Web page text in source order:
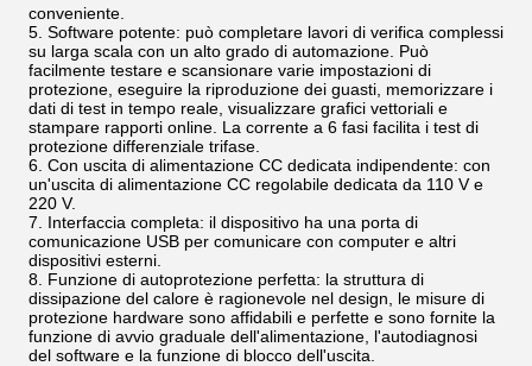
conveniente.
5. Software potente: può completare lavori di verifica complessi
su larga scala con un alto grado di automazione. Può
facilmente testare e scansionare varie impostazioni di
protezione, eseguire la riproduzione dei guasti, memorizzare i
dati di test in tempo reale, visualizzare grafici vettoriali e
stampare rapporti online. La corrente a 6 fasi facilita i test di
protezione differenziale trifase.
6. Con uscita di alimentazione CC dedicata indipendente: con
un'uscita di alimentazione CC regolabile dedicata da 110 V e
220 V.
7. Interfaccia completa: il dispositivo ha una porta di
comunicazione USB per comunicare con computer e altri
dispositivi esterni.
8. Funzione di autoprotezione perfetta: la struttura di
dissipazione del calore è ragionevole nel design, le misure di
protezione hardware sono affidabili e perfette e sono fornite la
funzione di avvio graduale dell'alimentazione, l'autodiagnosi
del software e la funzione di blocco dell'uscita.